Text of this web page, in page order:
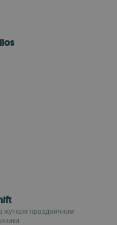
жутком праздничном